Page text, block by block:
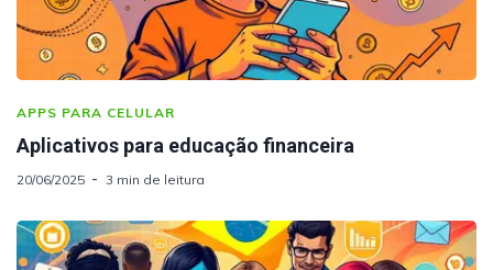
APPS PARA CELULAR
Aplicativos para educação financeira
20/06/2025 3 min de leitura